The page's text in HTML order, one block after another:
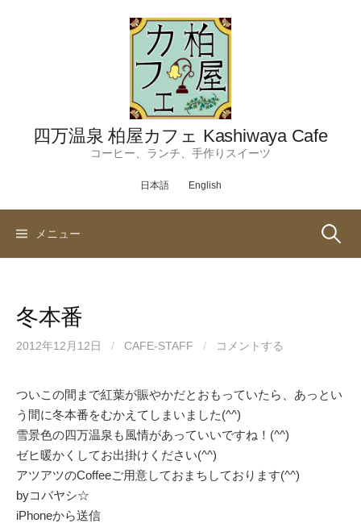
四万温泉 柏屋カフェ Kashiwaya Cafe
コーヒー、ランチ、手作りスイーツ
日本語 English
メニュー 検
冬本番
2012年12月12日 / CAFE-STAFF / コメントする
ついこの間まで紅葉が賑やかだとおもっていたら、あっとい
う間に冬本番をむかえてしまいました(^^)
雪景色の四万温泉も風情があっていいですね！(^^)
ゼヒ暖かくしてお出掛けください(^^)
アツアツのCoffeeご用意しておまちしております(^^)
byコバヤシ☆
iPhoneから送信